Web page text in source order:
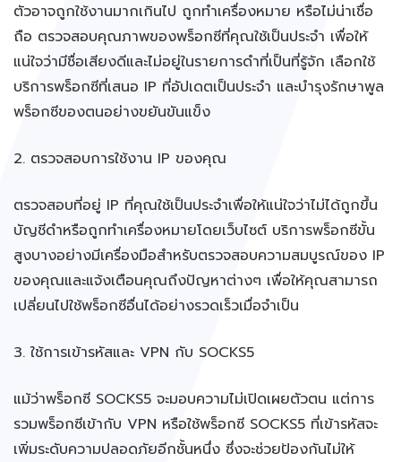
ตัวอาจถูกใช้งานมากเกินไป ถูกทำเครื่องหมาย หรือไม่น่าเชื่อ
ถือ ตรวจสอบคุณภาพของพร็อกซีที่คุณใช้เป็นประจำ เพื่อให้
แน่ใจว่ามีชื่อเสียงดีและไม่อยู่ในรายการดำที่เป็นที่รู้จัก เลือกใช้
บริการพร็อกซีที่เสนอ IP ที่อัปเดตเป็นประจำ และบำรุงรักษาพูล
พร็อกซีของตนอย่างขยันขันแข็ง
2. ตรวจสอบการใช้งาน IP ของคุณ
ตรวจสอบที่อยู่ IP ที่คุณใช้เป็นประจำเพื่อให้แน่ใจว่าไม่ได้ถูกขึ้น
บัญชีดำหรือถูกทำเครื่องหมายโดยเว็บไซต์ บริการพร็อกซีขั้น
สูงบางอย่างมีเครื่องมือสำหรับตรวจสอบความสมบูรณ์ของ IP
ของคุณและแจ้งเตือนคุณถึงปัญหาต่างๆ เพื่อให้คุณสามารถ
เปลี่ยนไปใช้พร็อกซีอื่นได้อย่างรวดเร็วเมื่อจำเป็น
3. ใช้การเข้ารหัสและ VPN กับ SOCKS5
แม้ว่าพร็อกซี SOCKS5 จะมอบความไม่เปิดเผยตัวตน แต่การ
รวมพร็อกซีเข้ากับ VPN หรือใช้พร็อกซี SOCKS5 ที่เข้ารหัสจะ
เพิ่มระดับความปลอดภัยอีกชั้นหนึ่ง ซึ่งจะช่วยป้องกันไม่ให้